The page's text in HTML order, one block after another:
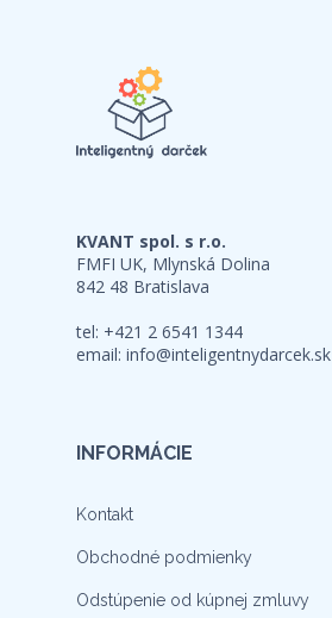
KVANT spol. s r.o.
FMFI UK, Mlynská Dolina
842 48 Bratislava
tel: +421 2 6541 1344
email: info@inteligentnydarcek.sk
INFORMÁCIE
Kontakt
Obchodné podmienky
Odstúpenie od kúpnej zmluvy